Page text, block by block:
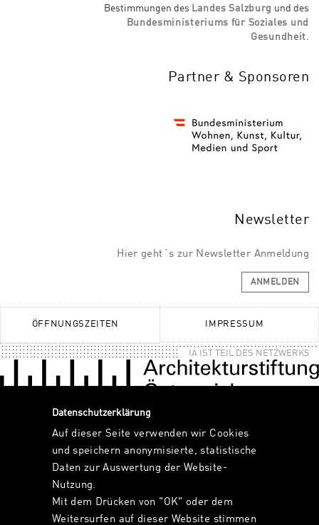
Bestimmungen des Landes Salzburg und des
Bundesministeriums für Soziales und
Gesundheit
Partner & Sponsoren
Newsletter
Hier geht´s zur Newsletter Anmeldung
ANMELDEN
ÖFFNUNGSZEITEN IMPRESSUM
IA IST TEIL DES NETZWERKS
Datenschutzerklärung
Auf dieser Seite verwenden wir Cookies
und speichern anonymisierte, statistische
Daten zur Auswertung der Website-
Nutzung.
Mit dem Drücken von "OK" oder dem
Weitersurfen auf dieser Website stimmen